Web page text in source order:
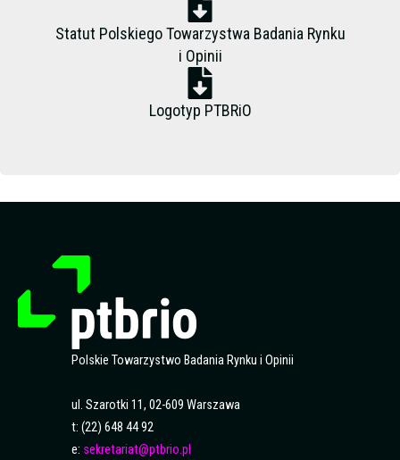
Statut Polskiego Towarzystwa Badania Rynku
i Opinii
Logotyp PTBRiO
Polskie Towarzystwo Badania Rynku i Opinii
ul. Szarotki 11, 02-609 Warszawa
t: (22) 648 44 92
e: sekretariat@ptbrio.pl